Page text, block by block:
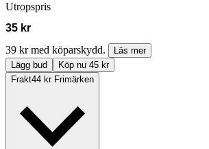
Utropspris
35 kr
39 kr med köparskydd.
Läs mer
Lägg bud
Köp nu 45 kr
Frakt44 kr Frimärken